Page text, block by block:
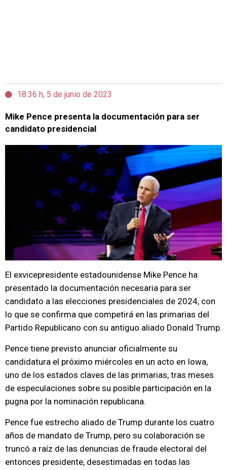
18:36 h, 5 de junio de 2023
Mike Pence presenta la documentación para ser
candidato presidencial
El exvicepresidente estadounidense Mike Pence ha
presentado la documentación necesaria para ser
candidato a las elecciones presidenciales de 2024, con
lo que se confirma que competirá en las primarias del
Partido Republicano con su antiguo aliado Donald Trump.
Pence tiene previsto anunciar oficialmente su
candidatura el próximo miércoles en un acto en Iowa,
uno de los estados claves de las primarias, tras meses
de especulaciones sobre su posible participación en la
pugna por la nominación republicana.
Pence fue estrecho aliado de Trump durante los cuatro
años de mandato de Trump, pero su colaboración se
truncó a raíz de las denuncias de fraude electoral del
entonces presidente, desestimadas en todas las